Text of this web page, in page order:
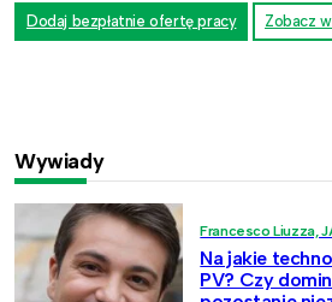
Dodaj bezpłatnie ofertę pracy Zobacz
Wywiady
Francesco Liuzza,
Na jakie
PV? Czy